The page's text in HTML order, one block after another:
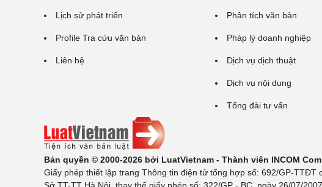
Lịch sử phát triển
Profile Tra cứu văn bản
Liên hệ
Phân tích văn bản
Pháp lý doanh nghiệp
Dịch vụ dịch thuật
Dịch vụ nội dung
Tổng đài tư vấn
Bản quyền © 2000-2026 bởi LuatVietnam - Thành viên INCOM
Giấy phép thiết lập trang Thông tin điện tử tổng hợp số: 692/GP-TTĐT